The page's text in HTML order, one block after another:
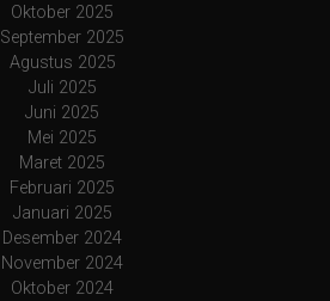
Oktober 2025
September 2025
Agustus 2025
Juli 2025
Juni 2025
Mei 2025
Maret 2025
Februari 2025
Januari 2025
Desember 2024
November 2024
Oktober 2024